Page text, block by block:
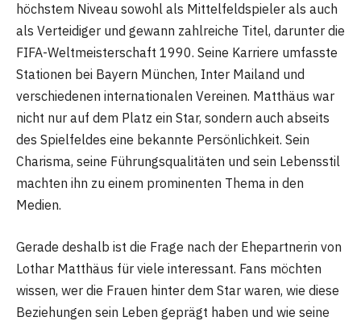
höchstem Niveau sowohl als Mittelfeldspieler als auch
als Verteidiger und gewann zahlreiche Titel, darunter die
FIFA-Weltmeisterschaft 1990. Seine Karriere umfasste
Stationen bei Bayern München, Inter Mailand und
verschiedenen internationalen Vereinen. Matthäus war
nicht nur auf dem Platz ein Star, sondern auch abseits
des Spielfeldes eine bekannte Persönlichkeit. Sein
Charisma, seine Führungsqualitäten und sein Lebensstil
machten ihn zu einem prominenten Thema in den
Medien.
Gerade deshalb ist die Frage nach der Ehepartnerin von
Lothar Matthäus für viele interessant. Fans möchten
wissen, wer die Frauen hinter dem Star waren, wie diese
Beziehungen sein Leben geprägt haben und wie seine